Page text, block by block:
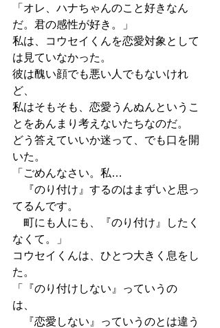
「オレ、ハナちゃんのこと好きなん
だ。君の感性が好き。」
私は、コウセイくんを恋愛対象として
は見ていなかった。
彼は醜い顔でも悪い人でもないけれ
ど、
私はそもそも、恋愛うんぬんというこ
とをあんまり考えないたちなのだ。
どう答えていいか迷って、でも口を開
いた。
「ごめんなさい。私…
『のり付け』するのはまずいと思っ
てるんです。
町にも人にも、『のり付け』したく
なくて。」
コウセイくんは、ひとつ大きく息をし
た。
「『のり付けしない』っていうの
は、
『恋愛しない』っていうのとは違う